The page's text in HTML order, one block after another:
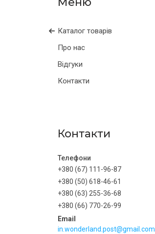
Каталог товарів
Про нас
Відгуки
Контакти
Контакти
+380 (67) 111-96-87
+380 (50) 618-46-61
+380 (63) 255-36-68
+380 (66) 770-26-99
in.wonderland.post@gmail.com